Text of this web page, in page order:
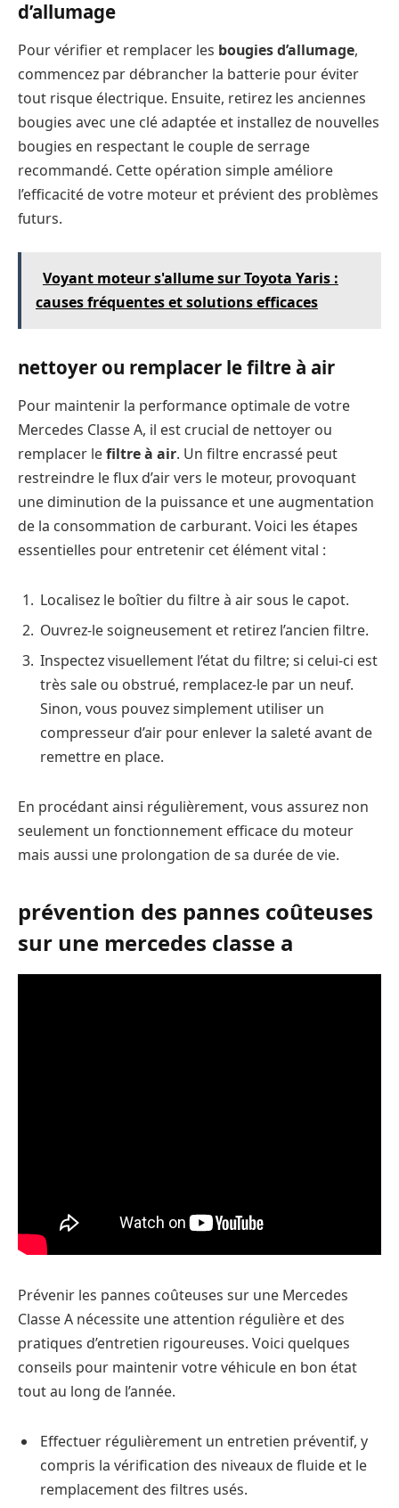
d’allumage
Pour vérifier et remplacer les bougies d’allumage,
commencez par débrancher la batterie pour éviter
tout risque électrique. Ensuite, retirez les anciennes
bougies avec une clé adaptée et installez de nouvelles
bougies en respectant le couple de serrage
recommandé. Cette opération simple améliore
l’efficacité de votre moteur et prévient des problèmes
futurs.
Voyant moteur s'allume sur Toyota Yaris :
causes fréquentes et solutions efficaces
nettoyer ou remplacer le filtre à air
Pour maintenir la performance optimale de votre
Mercedes Classe A, il est crucial de nettoyer ou
remplacer lefiltre à air. Un filtre encrassé peut
restreindre le flux d’air vers le moteur, provoquant
une diminution de la puissance et une augmentation
de la consommation de carburant. Voici les étapes
essentielles pour entretenir cet élément vital :
Localisez le boîtier du filtre à air sous le capot.
Ouvrez-le soigneusement et retirez l’ancien filtre.
Inspectez visuellement l’état du filtre; si celui-ci est
très sale ou obstrué, remplacez-le par un neuf.
Sinon, vous pouvez simplement utiliser un
compresseur d’air pour enlever la saleté avant de
remettre en place.
En procédant ainsi régulièrement, vous assurez non
seulement un fonctionnement efficace du moteur
mais aussi une prolongation de sa durée de vie.
prévention des pannes coûteuses
sur une mercedes classe a
Prévenir les pannes coûteuses sur une Mercedes
Classe A nécessite une attention régulière et des
pratiques d’entretien rigoureuses. Voici quelques
conseils pour maintenir votre véhicule en bon état
tout au long de l’année.
Effectuer régulièrement un entretien préventif, y
compris la vérification des niveaux de fluide et le
remplacement des filtres usés.